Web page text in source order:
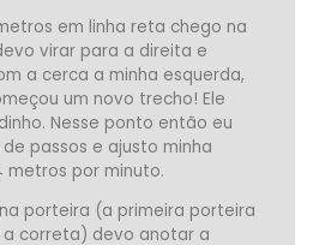
em linha reta chego na
virar para a direita e
a cerca a minha esquerda,
um novo trecho! Ele
Nesse ponto então eu
passos e ajusto minha
por minuto.
porteira (a primeira porteira
correta) devo anotar a